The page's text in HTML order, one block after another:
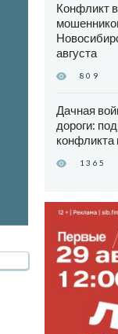
Конфликт
августа
809
Дачная
дороги:
1365